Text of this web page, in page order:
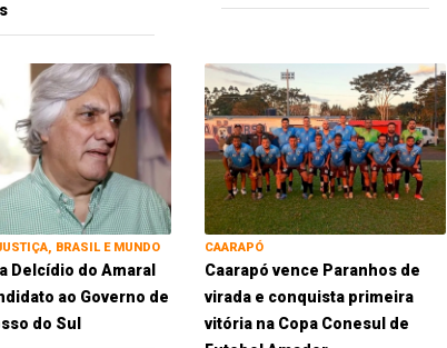
BRASIL E MUNDO
Delcídio do Amaral
ao Governo de
do Sul
CAARAPÓ
Caarapó vence Paranhos de
virada e conquista primeira
vitória na Copa Conesul de